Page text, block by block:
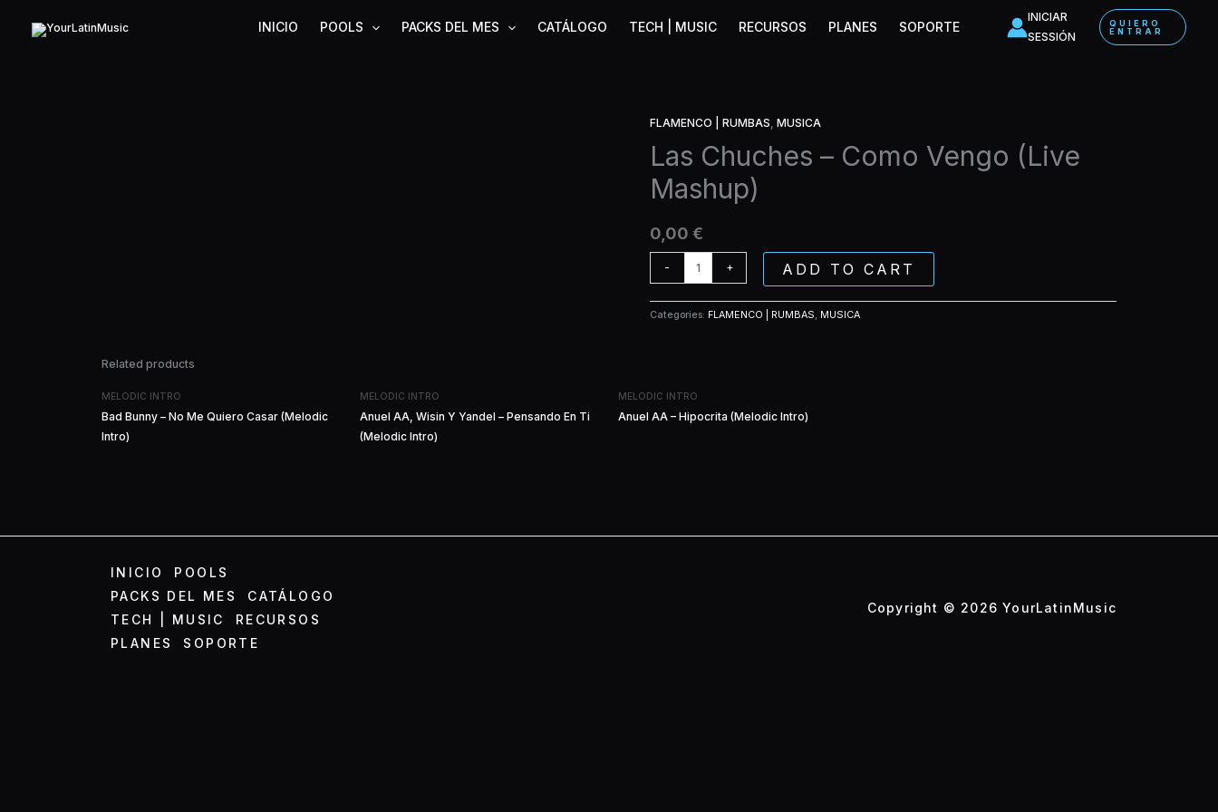
INICIO POOLS PACKS DEL MES CATÁLOGO TECH | MUSIC RECURSOS PLANES SOPORTE
INICIAR
SESSIÓN
QUIERO
ENTRAR
FLAMENCO | RUMBAS, MUSICA
Las Chuches – Como Vengo (Live
Mashup)
0,00 €
-
Las
Chuches
-
Como
(Live
Mashup)
quantity
+ ADD TO CART
Categories: FLAMENCO | RUMBAS, MUSICA
Related products
MELODIC INTRO
Bad Bunny – No Me Quiero Casar (Melodic
Intro)
MELODIC INTRO
Anuel AA, Wisin Y Yandel – Pensando En Ti
(Melodic Intro)
MELODIC INTRO
Anuel AA – Hipocrita (Melodic Intro)
INICIO
POOLS
PACKS DEL MES
CATÁLOGO
TECH | MUSIC
RECURSOS
PLANES
SOPORTE
Copyright © 2026 YourLatinMusic
Vengo